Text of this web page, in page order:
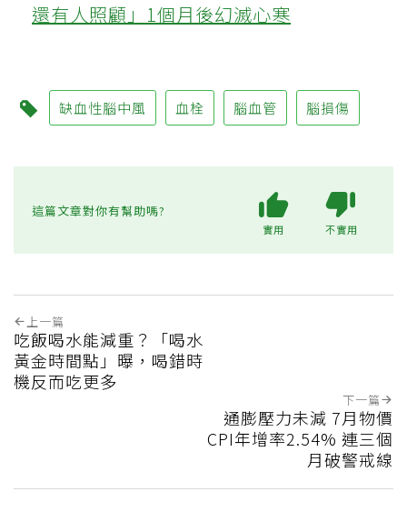
還有人照顧」1個月後幻滅心寒
缺血性腦中風 血栓 腦血管 腦損傷
這篇文章對你有幫助嗎?
實用 不實用
上一篇
吃飯喝水能減重？「喝水
黃金時間點」曝，喝錯時
機反而吃更多
下一篇
通膨壓力未減 7月物價
CPI年增率2.54% 連三個
月破警戒線